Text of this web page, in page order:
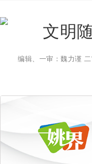
编辑、一审：魏力谨